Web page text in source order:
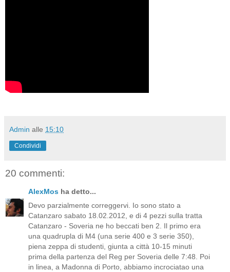
Admin alle 15:10
Condividi
20 commenti:
AlexMos ha detto...
Devo parzialmente correggervi. Io sono stato a
Catanzaro sabato 18.02.2012, e di 4 pezzi sulla tratta
Catanzaro - Soveria ne ho beccati ben 2. Il primo era
una quadrupla di M4 (una serie 400 e 3 serie 350),
piena zeppa di studenti, giunta a città 10-15 minuti
prima della partenza del Reg per Soveria delle 7:48. Poi
in linea, a Madonna di Porto, abbiamo incrociatao una